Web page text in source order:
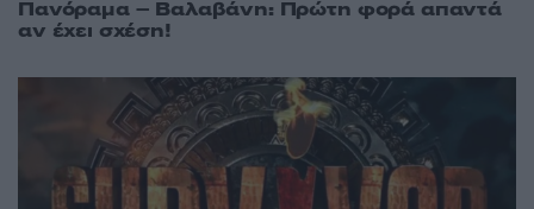
Πανόραμα – Βαλαβάνη: Πρώτη φορά απαντά
αν έχει σχέση!